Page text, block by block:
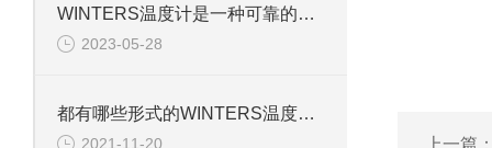
上一篇
WINTERS温度计是一种可靠的温度测量工具
2023-05-28
都有哪些形式的WINTERS温度计呢
2021-11-20